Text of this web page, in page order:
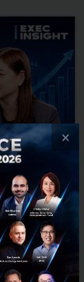
Insight.99
รั้งสำคัญ หลังได้
พื่อลงทุนในสตาร์ท
×